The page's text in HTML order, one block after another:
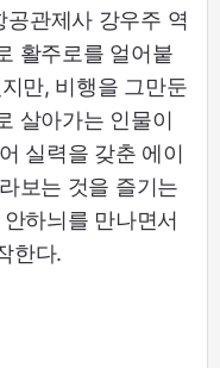
관제사 강우주 역
활주로를 얼어붙
만, 비행을 그만둔
살아가는 인물이
실력을 갖춘 에이
보는 것을 즐기는
하늬를 만나면서
한다.